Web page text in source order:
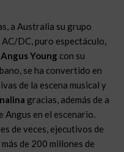
a Australia su grupo
DC, puro espectáculo,
Angus Young con su
se ha convertido en
de la escena musical y
gracias, además de a
Angus en el escenario.
de veces, ejecutivos de
de 200 millones de